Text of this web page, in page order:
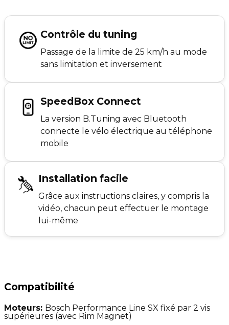
Contrôle du tuning
Passage de la limite de 25 km/h au mode
sans limitation et inversement
SpeedBox Connect
La version B.Tuning avec Bluetooth
connecte le vélo électrique au téléphone
mobile
Installation facile
Grâce aux instructions claires, y compris la
vidéo, chacun peut effectuer le montage
lui-même
Compatibilité
Moteurs: Bosch Performance Line SX fixé par 2 vis
supérieures (avec Rim Magnet)